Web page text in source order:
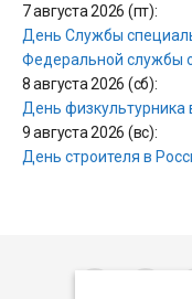
7 августа 2026 (пт):
День Службы
Федеральной службы
8 августа 2026 (сб):
День физкультурника
9 августа 2026 (вс):
День строителя в